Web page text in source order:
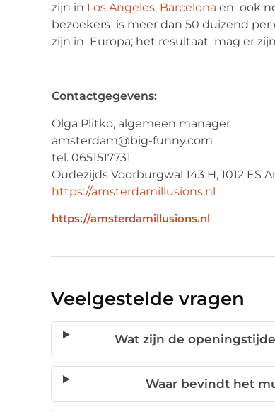
zijn in Los Angeles, Barcelona en ook
bezoekers is meer dan 50 duizend
zijn in Europa; het resultaat mag er
Contactgegevens:
Olga Plitko, algemeen manager
amsterdam@big-funny.com
tel. 0651517731
Oudezijds Voorburgwal 143 H, 1012 ES
https://amsterdamillusions.nl
https://amsterdamillusions.nl
Veelgestelde vragen
Wat zijn de
Waar bevindt het